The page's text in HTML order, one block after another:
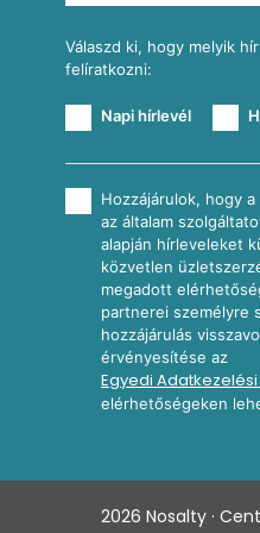
Válaszd ki, hogy melyik
felíratkozni:
Napi hírlevél
Hozzájárulok, hogy
az általam
alapján hírleveleket
közvetlen
megadott
partnerei személyre
hozzájárulás
érvényesítése az
Egyedi
elérhetőségeken
2026 Nosalty ·